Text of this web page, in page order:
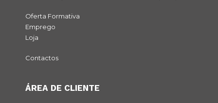
Oferta Formativa
Emprego
Loja
Contactos
ÁREA DE CLIENTE